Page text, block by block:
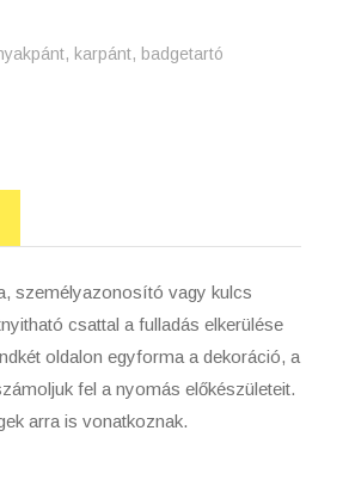
karpánt, badgetartó
személyazonosító vagy kulcs
csattal a fulladás elkerülése
oldalon egyforma a dekoráció, a
fel a nyomás előkészületeit.
arra is vonatkoznak.